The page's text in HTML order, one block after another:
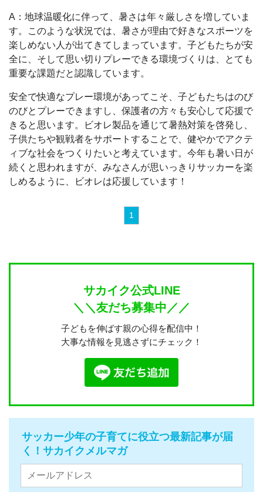
A：地球温暖化に伴って、暑さは年々厳しさを増していま
す。このような状況では、暑さが理由で好きなスポーツを
楽しめない人が出てきてしまっています。子どもたちが安
全に、そして思い切りプレーできる環境づくりは、とても
重要な課題だと認識しています。
安全で快適なプレー環境があってこそ、子どもたちはのび
のびとプレーできますし、保護者の方々も安心して応援で
きると思います。ビオレ製品を通じて暑熱対策を啓発し、
子供たちや観戦者をサポートすることで、健やかでアクテ
ィブな社会をつくりたいと考えています。今年も暑い日が
続くと思われますが、みなさんが思いっきりサッカーを楽
しめるように、ビオレは応援しています！
1
サカイク公式LINE
＼＼友だち募集中／／
子どもを伸ばす親の心得を配信中！
大事な情報を見逃さずにチェック！
サッカー少年の子育てに役立つ最新記事が届
く！サカイクメルマガ